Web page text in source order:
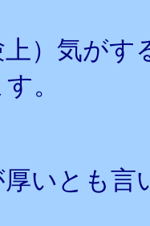
）気が
。
いとも言